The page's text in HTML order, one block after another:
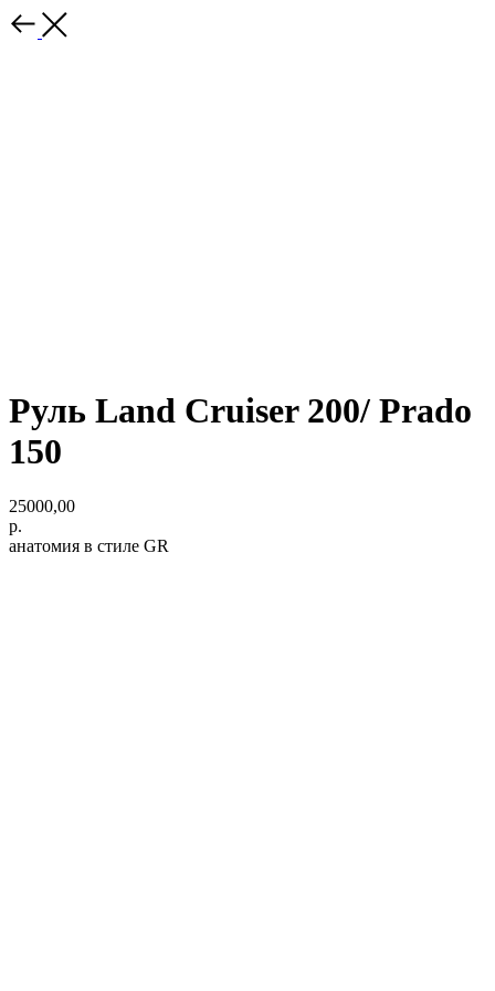
Руль Land Cruiser 200/ Prado
150
25000,00
р.
анатомия в стиле GR